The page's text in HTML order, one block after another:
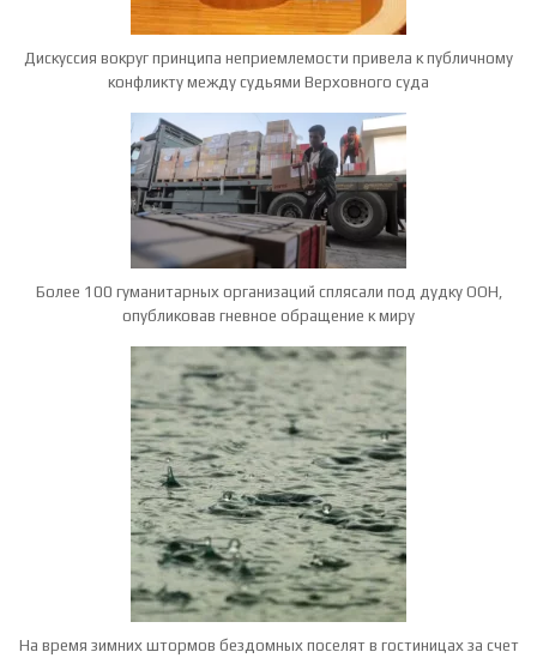
Дискуссия вокруг принципа неприемлемости привела к публичному
конфликту между судьями Верховного суда
Более 100 гуманитарных организаций сплясали под дудку ООН,
опубликовав гневное обращение к миру
На время зимних штормов бездомных поселят в гостиницах за счет